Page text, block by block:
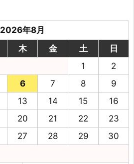
2026年8月
木 金 土
日
1
2
6 7 8
9
13 14 15
16
20 21 22
23
27 28 29
30